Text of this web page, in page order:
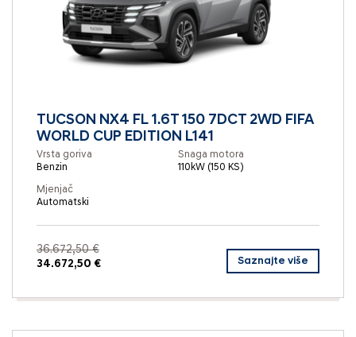
TUCSON NX4 FL 1.6T 150 7DCT 2WD FIFA
WORLD CUP EDITION L141
Vrsta goriva
Benzin
Snaga motora
110kW (150 KS)
Mjenjač
Automatski
36.672,50 €
34.672,50 €
Saznajte više